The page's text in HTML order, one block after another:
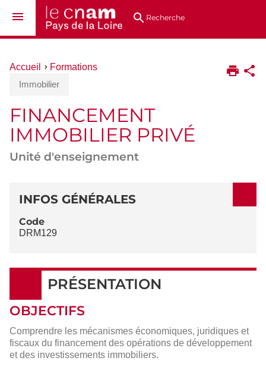
au
directsRecherche
Vous
ici :
Accueil
Formations
Immobilier
FINANCEMENT
IMMOBILIER PRIVÉ
Unité d'enseignement
DÉTAILS
INFOS GÉNÉRALES
Code
DRM129
PRÉSENTATION
OBJECTIFS
Comprendre les mécanismes économiques, juridiques et
fiscaux du financement des opérations de développement
et des investissements immobiliers.